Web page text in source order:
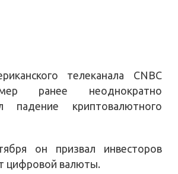
телеканала CNBC
ранее неоднократно
падение криптовалютного
он призвал инвесторов
цифровой валюты.